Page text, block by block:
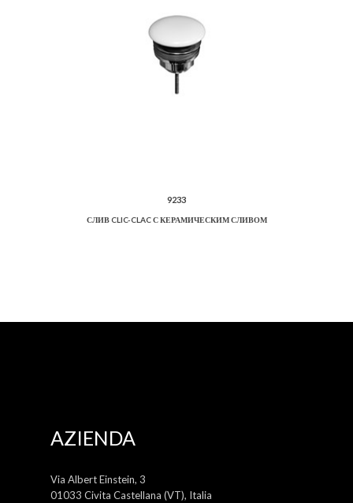
9233
СЛИВ CLIC-CLAC С КЕРАМИЧЕСКИМ СЛИВОМ
AZIENDA
Via Albert Einstein, 3
01033 Civita Castellana (VT), Italia